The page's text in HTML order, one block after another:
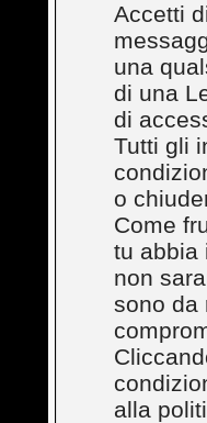
Accetti
una
di una
di
Tutti gli
o
Come
tu abbia
non
sono da
alla